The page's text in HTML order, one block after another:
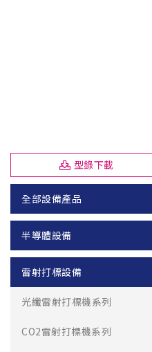
型錄下載
全部設備產品
半導體設備
雷射打標設備
光纖雷射打標機系列
CO2雷射打標機系列